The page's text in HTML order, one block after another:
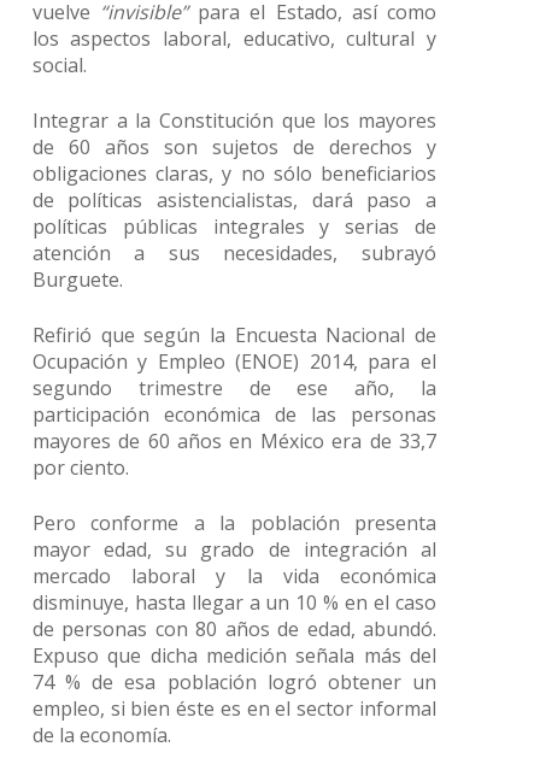
vuelve “invisible”para el Estado, así como
los aspectos laboral, educativo, cultural y
social.
Integrar a la Constitución que los mayores
de 60 años son sujetos de derechos y
obligaciones claras, y no sólo beneficiarios
de políticas asistencialistas, dará paso a
políticas públicas integrales y serias de
atención a sus necesidades, subrayó
Burguete.
Refirió que según la Encuesta Nacional de
Ocupación y Empleo (ENOE) 2014, para el
segundo trimestre de ese año, la
participación económica de las personas
mayores de 60 años en México era de 33,7
por ciento.
Pero conforme a la población presenta
mayor edad, su grado de integración al
mercado laboral y la vida económica
disminuye, hasta llegar a un 10 % en el caso
de personas con 80 años de edad, abundó.
Expuso que dicha medición señala más del
74 % de esa población logró obtener un
empleo, si bien éste es en el sector informal
de la economía.